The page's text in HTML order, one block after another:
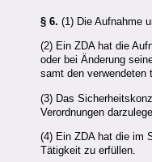
§ 6. (1) Die Aufnahme
(2) Ein ZDA hat die
oder bei Änderung
samt den verwendeten
(3) Das
Verordnungen
(4) Ein ZDA hat die im
Tätigkeit zu erfüllen.